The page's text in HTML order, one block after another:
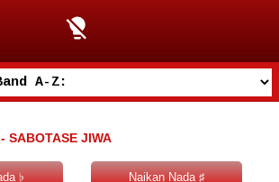
SABOTASE JIWA